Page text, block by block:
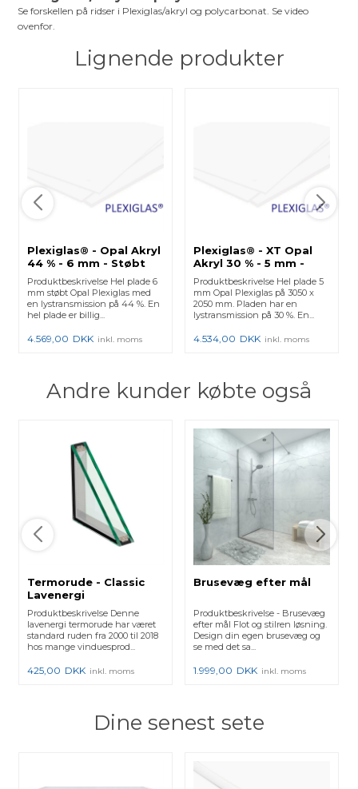
Se forskellen på ridser i Plexiglas/akryl og polycarbonat. Se video
ovenfor.
Lignende produkter
Plexiglas® - Opal Akryl
44 % - 6 mm - Støbt
3050x2030 mm
Produktbeskrivelse Hel plade 6
mm støbt Opal Plexiglas med
en lystransmission på 44 %. En
hel plade er billig...
4.569,00 DKK inkl. moms
Plexiglas® - XT Opal
Akryl 30 % - 5 mm -
Ekstruderet
3050x2050 mm
Produktbeskrivelse Hel plade 5
mm Opal Plexiglas på 3050 x
2050 mm. Pladen har en
lystransmission på 30 %. En...
4.534,00 DKK inkl. moms
Andre kunder købte også
Termorude - Classic
Lavenergi
Produktbeskrivelse Denne
lavenergi termorude har været
standard ruden fra 2000 til 2018
hos mange vinduesprod...
425,00 DKK inkl. moms
Brusevæg efter mål
Produktbeskrivelse - Brusevæg
efter mål Flot og stilren løsning.
Design din egen brusevæg og
se med det sa...
1.999,00 DKK inkl. moms
Dine senest sete